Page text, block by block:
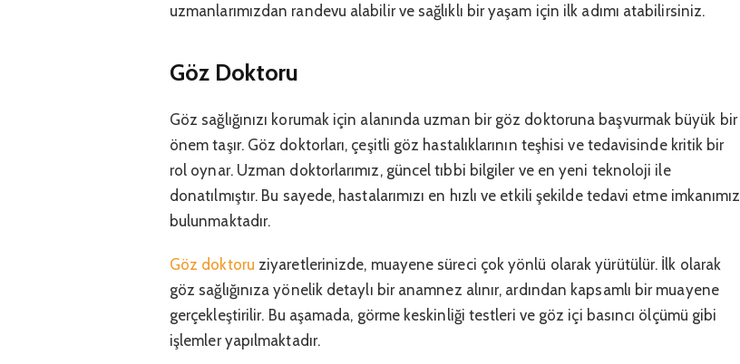
uzmanlarımızdan randevu alabilir ve sağlıklı bir yaşam için ilk adımı atabilirsiniz.
Göz Doktoru
Göz sağlığınızı korumak için alanında uzman bir göz doktoruna başvurmak büyük bir
önem taşır. Göz doktorları, çeşitli göz hastalıklarının teşhisi ve tedavisinde kritik bir
rol oynar. Uzman doktorlarımız, güncel tıbbi bilgiler ve en yeni teknoloji ile
donatılmıştır. Bu sayede, hastalarımızı en hızlı ve etkili şekilde tedavi etme imkanımız
bulunmaktadır.
Göz doktoru ziyaretlerinizde, muayene süreci çok yönlü olarak yürütülür. İlk olarak
göz sağlığınıza yönelik detaylı bir anamnez alınır, ardından kapsamlı bir muayene
gerçekleştirilir. Bu aşamada, görme keskinliği testleri ve göz içi basıncı ölçümü gibi
işlemler yapılmaktadır.